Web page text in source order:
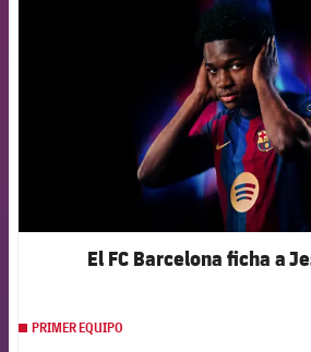
El FC Barcelona ficha a
PRIMER EQUIPO